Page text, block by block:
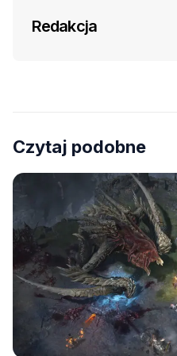
Redakcja
Czytaj podobne